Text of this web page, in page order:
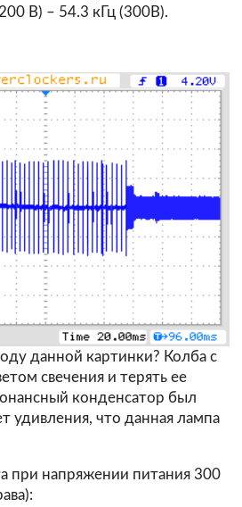
В) – 54.3 кГц (300В).
данной картинки? Колба с
свечения и терять ее
конденсатор был
удивления, что данная лампа
при напряжении питания 300